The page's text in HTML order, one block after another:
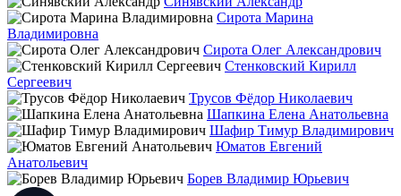
Сирота Марина
Владимировна
Сирота Олег Александрович
Стенковский Кирилл
Сергеевич
Трусов Фёдор Николаевич
Шапкина Елена Анатольевна
Шафир Тимур Владимирович
Юматов Евгений
Анатольевич
Борев Владимир Юрьевич